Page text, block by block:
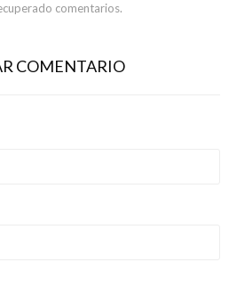
comentarios.
COMENTARIO